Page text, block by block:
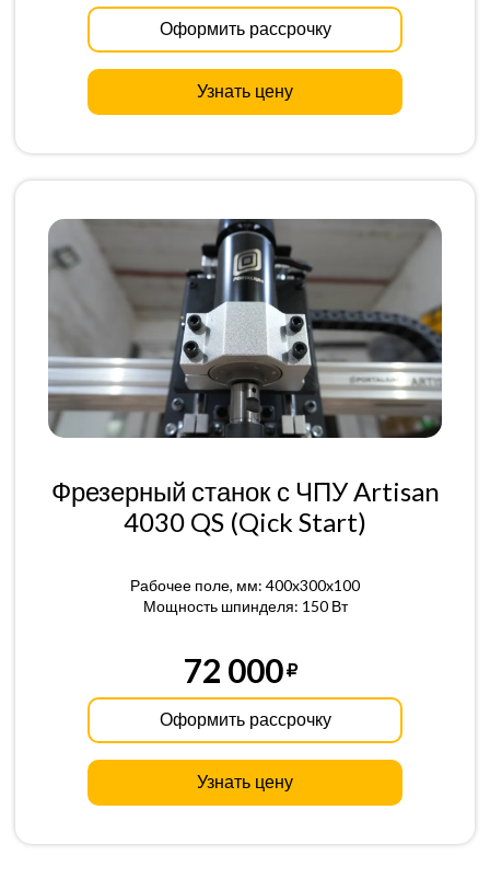
Оформить рассрочку
Узнать цену
Фрезерный станок с ЧПУ Artisan
4030 QS (Qick Start)
Рабочее поле, мм: 400x300x100
Мощность шпинделя: 150 Вт
72 000
Оформить рассрочку
Узнать цену